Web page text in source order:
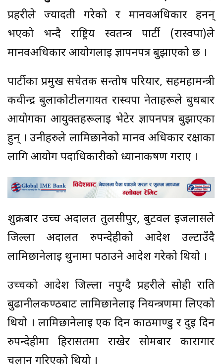
प्रहरीले ज्यादती गरेको र मानवअधिकार हनन्
भएको भन्दै राष्ट्रिय स्वतन्त्र पार्टी (रास्वपा)ले
मानवअधिकार आयोगलाई ज्ञापनपत्र बुझाएको छ ।
पार्टीका प्रमुख सचेतक सन्तोष परियार, सहमहामन्त्री
कवीन्द्र बुर्लाकोटीलगायत रास्वपा नेताहरूले बुधबार
आयोगका आयुक्तहरूलाई भेटेर ज्ञापनपत्र बुझाएका
हुन् । उनीहरुले लामिछानेको मानव अधिकार रक्षाका
लागि आयोग पदाधिकारीको ध्यानाकर्षण गराए ।
शुक्रबार उच्च अदालत तुलसीपुर, बुटवल इजलासले
जिल्ला अदालत रुपन्देहीको आदेश उल्टाउँदै
लामिछानेलाई थुनामा पठाउने आदेश गरेको थियो ।
उच्चको आदेश जिल्ला नपुग्दै प्रहरीले सोही राति
बुढानीलकण्ठबाट लामिछानेलाई नियन्त्रणमा लिएको
थियो । लामिछानेलाई एक दिन काठमाण्डु र दुई दिन
रुपन्देहीमा हिरासतमा राखेर सोमबार कारागार